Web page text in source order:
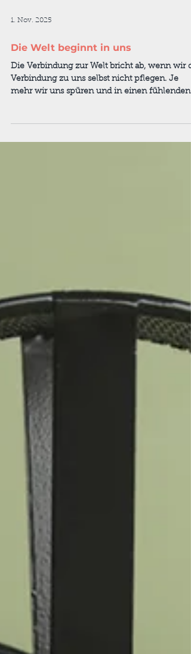
1. Nov. 2025
Die Welt beginnt in uns
Die Verbindung zur Welt bricht ab, wenn wir